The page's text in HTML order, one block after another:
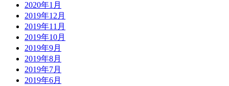
2020年1月
2019年12月
2019年11月
2019年10月
2019年9月
2019年8月
2019年7月
2019年6月